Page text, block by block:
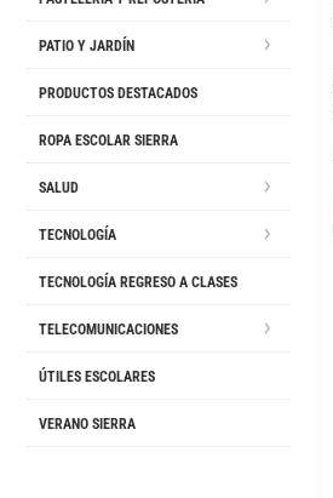
PATIO Y JARDÍN
PRODUCTOS DESTACADOS
ROPA ESCOLAR SIERRA
SALUD
TECNOLOGÍA
TECNOLOGÍA REGRESO A CLASES
TELECOMUNICACIONES
ÚTILES ESCOLARES
VERANO SIERRA